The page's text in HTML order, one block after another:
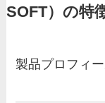
SOFT）の特
製品プロフィー